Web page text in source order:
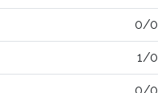
0/0
1/0